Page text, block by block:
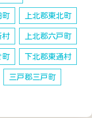
町 上北郡東北町
村 上北郡六戸町
町 下北郡東通村
三戸郡三戸町